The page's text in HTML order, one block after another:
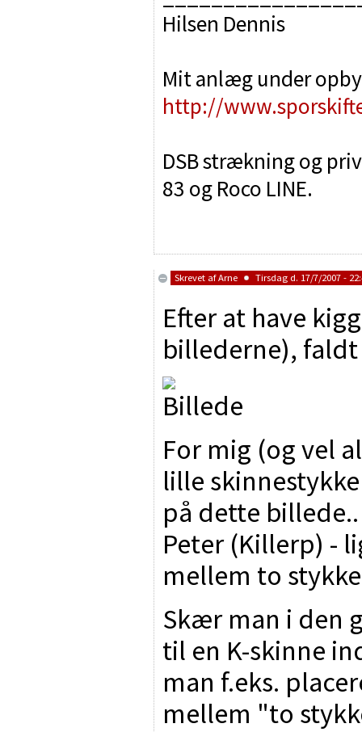
Hilsen Dennis
Mit anlæg under
http://
DSB strækning og
83 og Roco LINE.
Skrevet afArne Tirsdag d. 17/7/2007 -
Efter at have
billederne),
For mig (og vel
lille
på dette
Peter (Killerp) -
mellem to
Skær man i den
til en K-skinne
man f.eks.
mellem "to